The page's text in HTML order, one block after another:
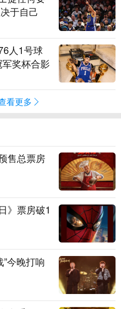
于自己
人1号球
奖杯合影
看更多
售总票房
》票房破1
”今晚打响